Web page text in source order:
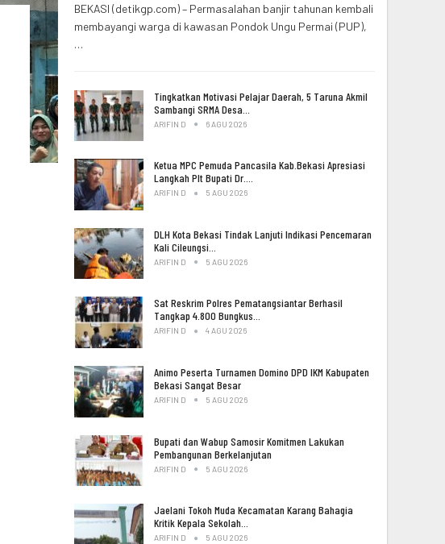
BEKASI (detikgp.com) – Permasalahan banjir tahunan kembali
membayangi warga di kawasan Pondok Ungu Permai (PUP),
…
Tingkatkan Motivasi Pelajar Daerah, 5 Taruna Akmil
Sambangi SRMA Desa…
ARIFIN D 6 AGU 2026
Ketua MPC Pemuda Pancasila Kab.Bekasi Apresiasi
Langkah Plt Bupati Dr.…
ARIFIN D 5 AGU 2026
DLH Kota Bekasi Tindak Lanjuti Indikasi Pencemaran
Kali Cileungsi…
ARIFIN D 5 AGU 2026
Sat Reskrim Polres Pematangsiantar Berhasil
Tangkap 4.800 Bungkus…
ARIFIN D 4 AGU 2026
Animo Peserta Turnamen Domino DPD IKM Kabupaten
Bekasi Sangat Besar
ARIFIN D 5 AGU 2026
Bupati dan Wabup Samosir Komitmen Lakukan
Pembangunan Berkelanjutan
ARIFIN D 5 AGU 2026
Jaelani Tokoh Muda Kecamatan Karang Bahagia
Kritik Kepala Sekolah…
ARIFIN D 5 AGU 2026